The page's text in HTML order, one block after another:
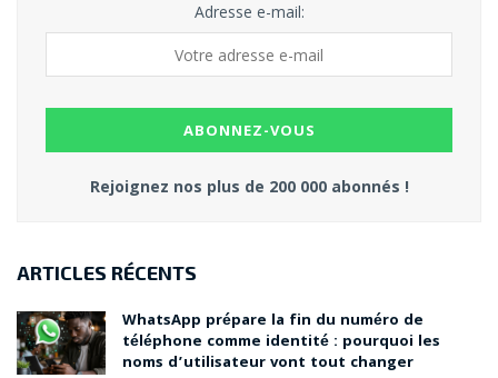
Adresse e-mail:
Rejoignez nos plus de 200 000 abonnés !
ARTICLES RÉCENTS
WhatsApp prépare la fin du numéro de
téléphone comme identité : pourquoi les
noms d’utilisateur vont tout changer